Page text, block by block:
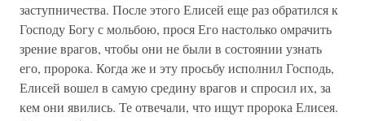
заступничества. После этого Елисей еще раз обратился к
Господу Богу с мольбою, прося Его настолько омрачить
зрение врагов, чтобы они не были в состоянии узнать
его, пророка. Когда же и эту просьбу исполнил Господь,
Елисей вошел в самую средину врагов и спросил их, за
кем они явились. Те отвечали, что ищут пророка Елисея.